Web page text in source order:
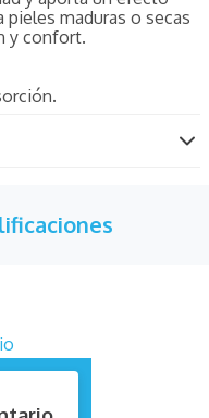
pieles maduras o secas
y confort.